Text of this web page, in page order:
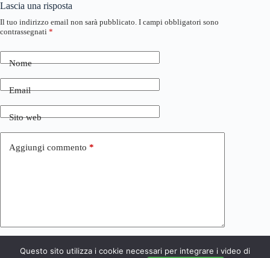
Lascia una risposta
Il tuo indirizzo email non sarà pubblicato. I campi obbligatori sono
contrassegnati *
Nome
Email
Sito web
Aggiungi commento *
Invia commento
Questo sito utilizza i cookie necessari per integrare i video di